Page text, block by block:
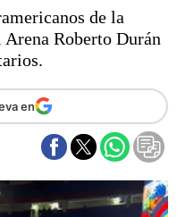
Sur
y finanzas
empresas
de la
Roberto Durán
en